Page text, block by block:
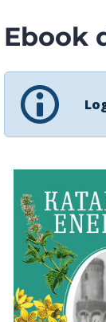
Ebook